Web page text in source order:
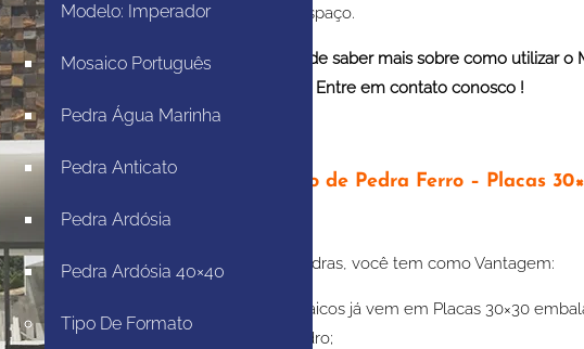
Modelo: Imperador
Mosaico Português
Pedra Água Marinha
Pedra Anticato
Pedra Ardósia
Pedra Ardósia 40×40
Tipo De Formato
ao seu espaço.
Gostaria de saber mais sobre como utilizar
projetos? Entre em contato conosco !
Mosaico de Pedra Ferro – Placas
Na JR Pedras, você tem como Vantagem:
O Mosaicos já vem em Placas 30×30
esquadro;